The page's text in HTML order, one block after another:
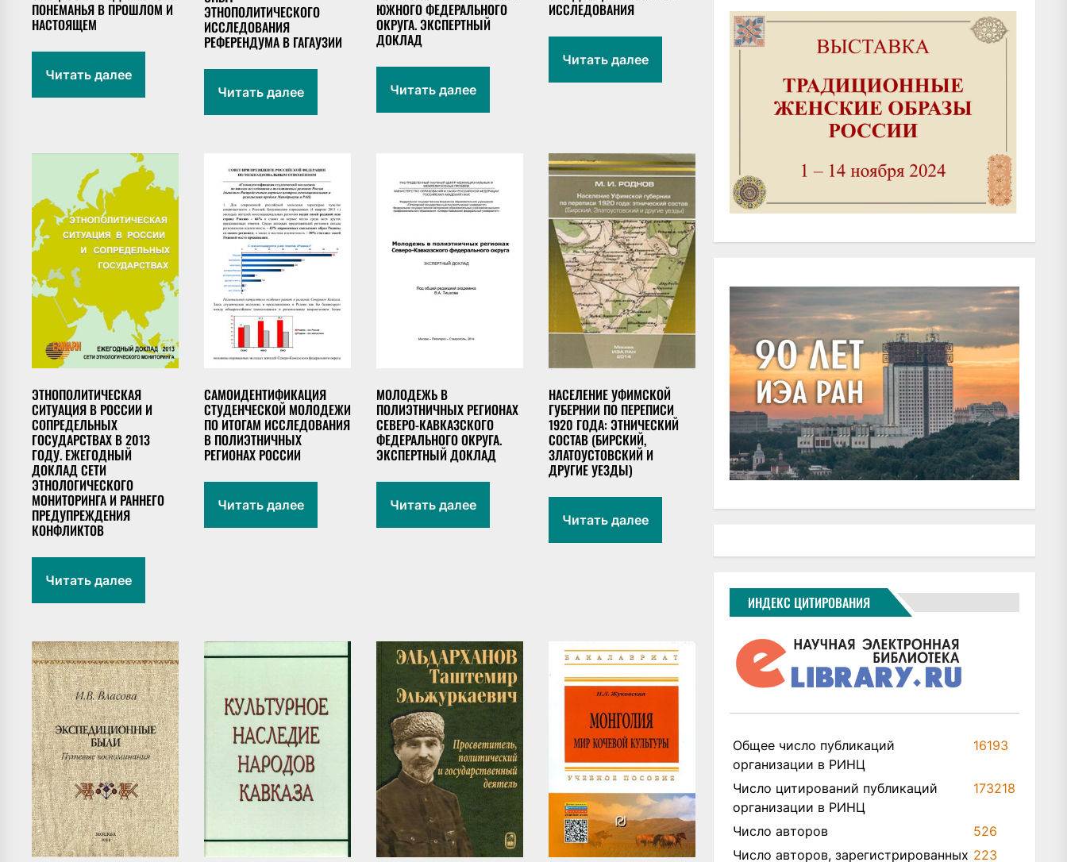
ПОНЕМАНЬЯ В ПРОШЛОМ И
НАСТОЯЩЕМ
Читать далее
ЭТНОПОЛИТИЧЕСКОГО
ИССЛЕДОВАНИЯ
РЕФЕРЕНДУМА В ГАГАУЗИИ
Читать далее
ЮЖНОГО ФЕДЕРАЛЬНОГО
ОКРУГА. ЭКСПЕРТНЫЙ
ДОКЛАД
Читать далее
ИССЛЕДОВАНИЯ
Читать далее
ЭТНОПОЛИТИЧЕСКАЯ
СИТУАЦИЯ В РОССИИ И
СОПРЕДЕЛЬНЫХ
ГОСУДАРСТВАХ В 2013
ГОДУ. ЕЖЕГОДНЫЙ
ДОКЛАД СЕТИ
ЭТНОЛОГИЧЕСКОГО
МОНИТОРИНГА И РАННЕГО
ПРЕДУПРЕЖДЕНИЯ
КОНФЛИКТОВ
Читать далее
САМОИДЕНТИФИКАЦИЯ
СТУДЕНЧЕСКОЙ МОЛОДЕЖИ
ПО ИТОГАМ ИССЛЕДОВАНИЯ
В ПОЛИЭТНИЧНЫХ
РЕГИОНАХ РОССИИ
Читать далее
МОЛОДЕЖЬ В
ПОЛИЭТНИЧНЫХ РЕГИОНАХ
СЕВЕРО-КАВКАЗСКОГО
ФЕДЕРАЛЬНОГО ОКРУГА.
ЭКСПЕРТНЫЙ ДОКЛАД
Читать далее
НАСЕЛЕНИЕ УФИМСКОЙ
ГУБЕРНИИ ПО ПЕРЕПИСИ
1920 ГОДА: ЭТНИЧЕСКИЙ
СОСТАВ (БИРСКИЙ,
ЗЛАТОУСТОВСКИЙ И
ДРУГИЕ УЕЗДЫ)
Читать далее
ИНДЕКС ЦИТИРОВАНИЯ
Общее число публикаций
организации в РИНЦ
16193
Число цитирований публикаций
организации в РИНЦ
173218
Число авторов
526
Число авторов, зарегистрированных 223